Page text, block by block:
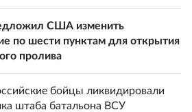
США изменить
по шести пунктам для открытия
пролива
бойцы ликвидировали
штаба батальона ВСУ